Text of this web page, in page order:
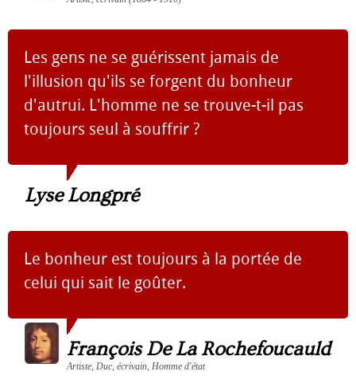
Les gens ne se guérissent jamais de
l'illusion qu'ils se forgent du bonheur
d'autrui. L'homme ne se trouve-t-il pas
toujours seul à souffrir ?
Lyse Longpré
Le bonheur est toujours à la portée de
celui qui sait le goûter.
François De La Rochefoucauld
Artiste, Duc, écrivain, Homme d'état